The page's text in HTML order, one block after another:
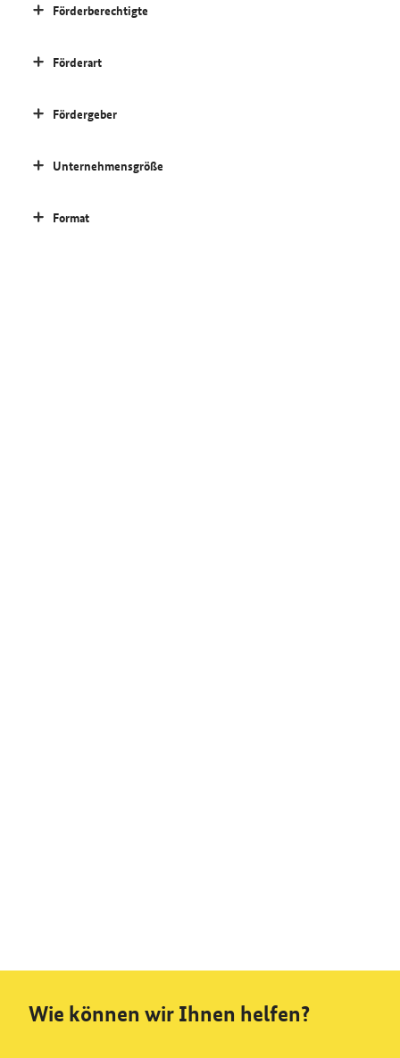
Förderberechtigte
Förderart
Fördergeber
Unternehmensgröße
Format
Wie können wir Ihnen helfen?